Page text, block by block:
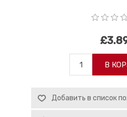
В
Добавить в список